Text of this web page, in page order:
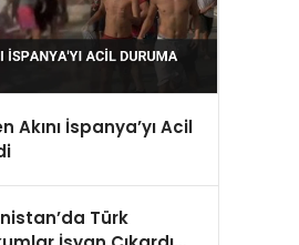
Akını İspanya’yı Acil
Türk